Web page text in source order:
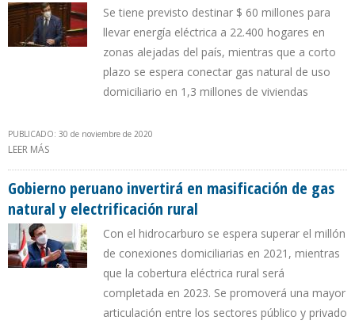
Se tiene previsto destinar $ 60 millones para
llevar energía eléctrica a 22.400 hogares en
zonas alejadas del país, mientras que a corto
plazo se espera conectar gas natural de uso
domiciliario en 1,3 millones de viviendas
PUBLICADO: 30 de noviembre de 2020
LEER MÁS
Gobierno peruano invertirá en masificación de gas
natural y electrificación rural
Con el hidrocarburo se espera superar el millón
de conexiones domiciliarias en 2021, mientras
que la cobertura eléctrica rural será
completada en 2023. Se promoverá una mayor
articulación entre los sectores público y privado